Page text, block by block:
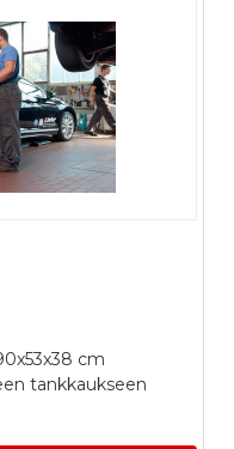
cm
tankkaukseen